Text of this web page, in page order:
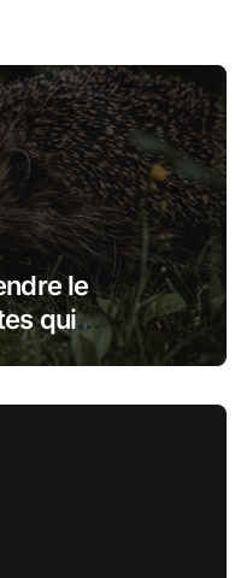
le
qui